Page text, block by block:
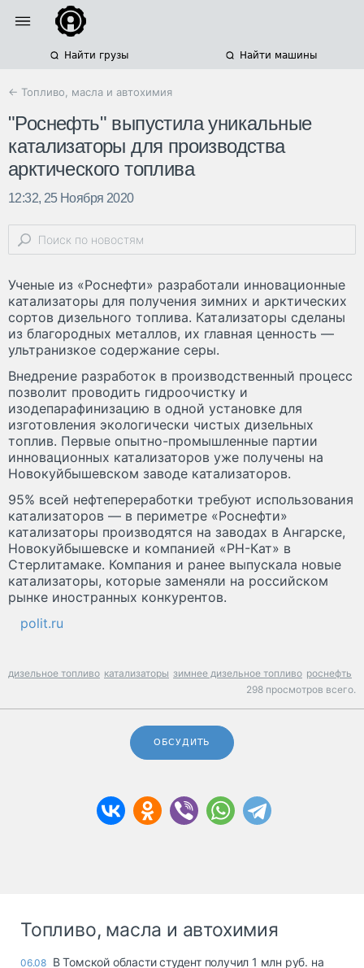
Найти грузы Найти машины
← Топливо, масла и автохимия
"Роснефть" выпустила уникальные
катализаторы для производства
арктического топлива
12:32, 25 Ноября 2020
Ученые из «Роснефти» разработали инновационные
катализаторы для получения зимних и арктических
сортов дизельного топлива. Катализаторы сделаны
из благородных металлов, их главная ценность —
ультранизкое содержание серы.
Внедрение разработок в производственный процесс
позволит проводить гидроочистку и
изодепарафинизацию в одной установке для
изготовления экологически чистых дизельных
топлив. Первые опытно-промышленные партии
инновационных катализаторов уже получены на
Новокуйбышевском заводе катализаторов.
95% всей нефтепереработки требуют использования
катализаторов — в периметре «Роснефти»
катализаторы производятся на заводах в Ангарске,
Новокуйбышевске и компанией «РН-Кат» в
Стерлитамаке. Компания и ранее выпускала новые
катализаторы, которые заменяли на российском
рынке иностранных конкурентов.
polit.ru
дизельное топливо катализаторы зимнее дизельное топливо роснефть
298 просмотров всего.
ОБСУДИТЬ
Топливо, масла и автохимия
06.08 В Томской области студент получил 1 млн руб. на